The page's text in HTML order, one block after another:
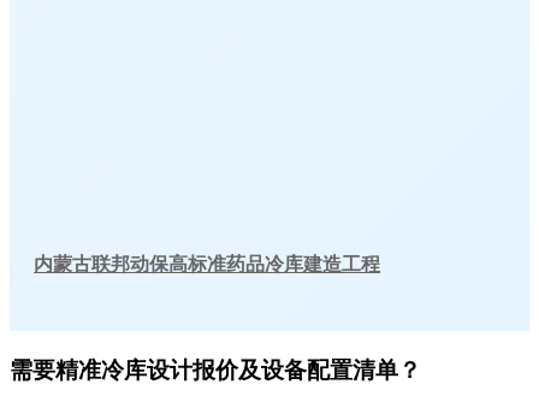
内蒙古联邦动保高标准药品冷库建造工程
需要精准冷库设计报价及设备配置清单？